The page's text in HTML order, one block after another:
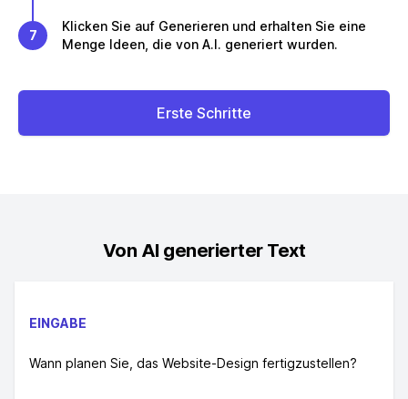
7
Klicken Sie auf Generieren und erhalten Sie eine
Menge Ideen, die von A.I. generiert wurden.
Erste Schritte
Von AI generierter Text
EINGABE
Wann planen Sie, das Website-Design fertigzustellen?